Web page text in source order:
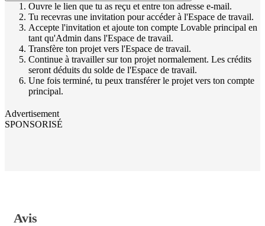
Ouvre le lien que tu as reçu et entre ton adresse e-mail.
Tu recevras une invitation pour accéder à l'Espace de travail.
Accepte l'invitation et ajoute ton compte Lovable principal en
tant qu'Admin dans l'Espace de travail.
Transfère ton projet vers l'Espace de travail.
Continue à travailler sur ton projet normalement. Les crédits
seront déduits du solde de l'Espace de travail.
Une fois terminé, tu peux transférer le projet vers ton compte
principal.
Advertisement
SPONSORISÉ
Avis